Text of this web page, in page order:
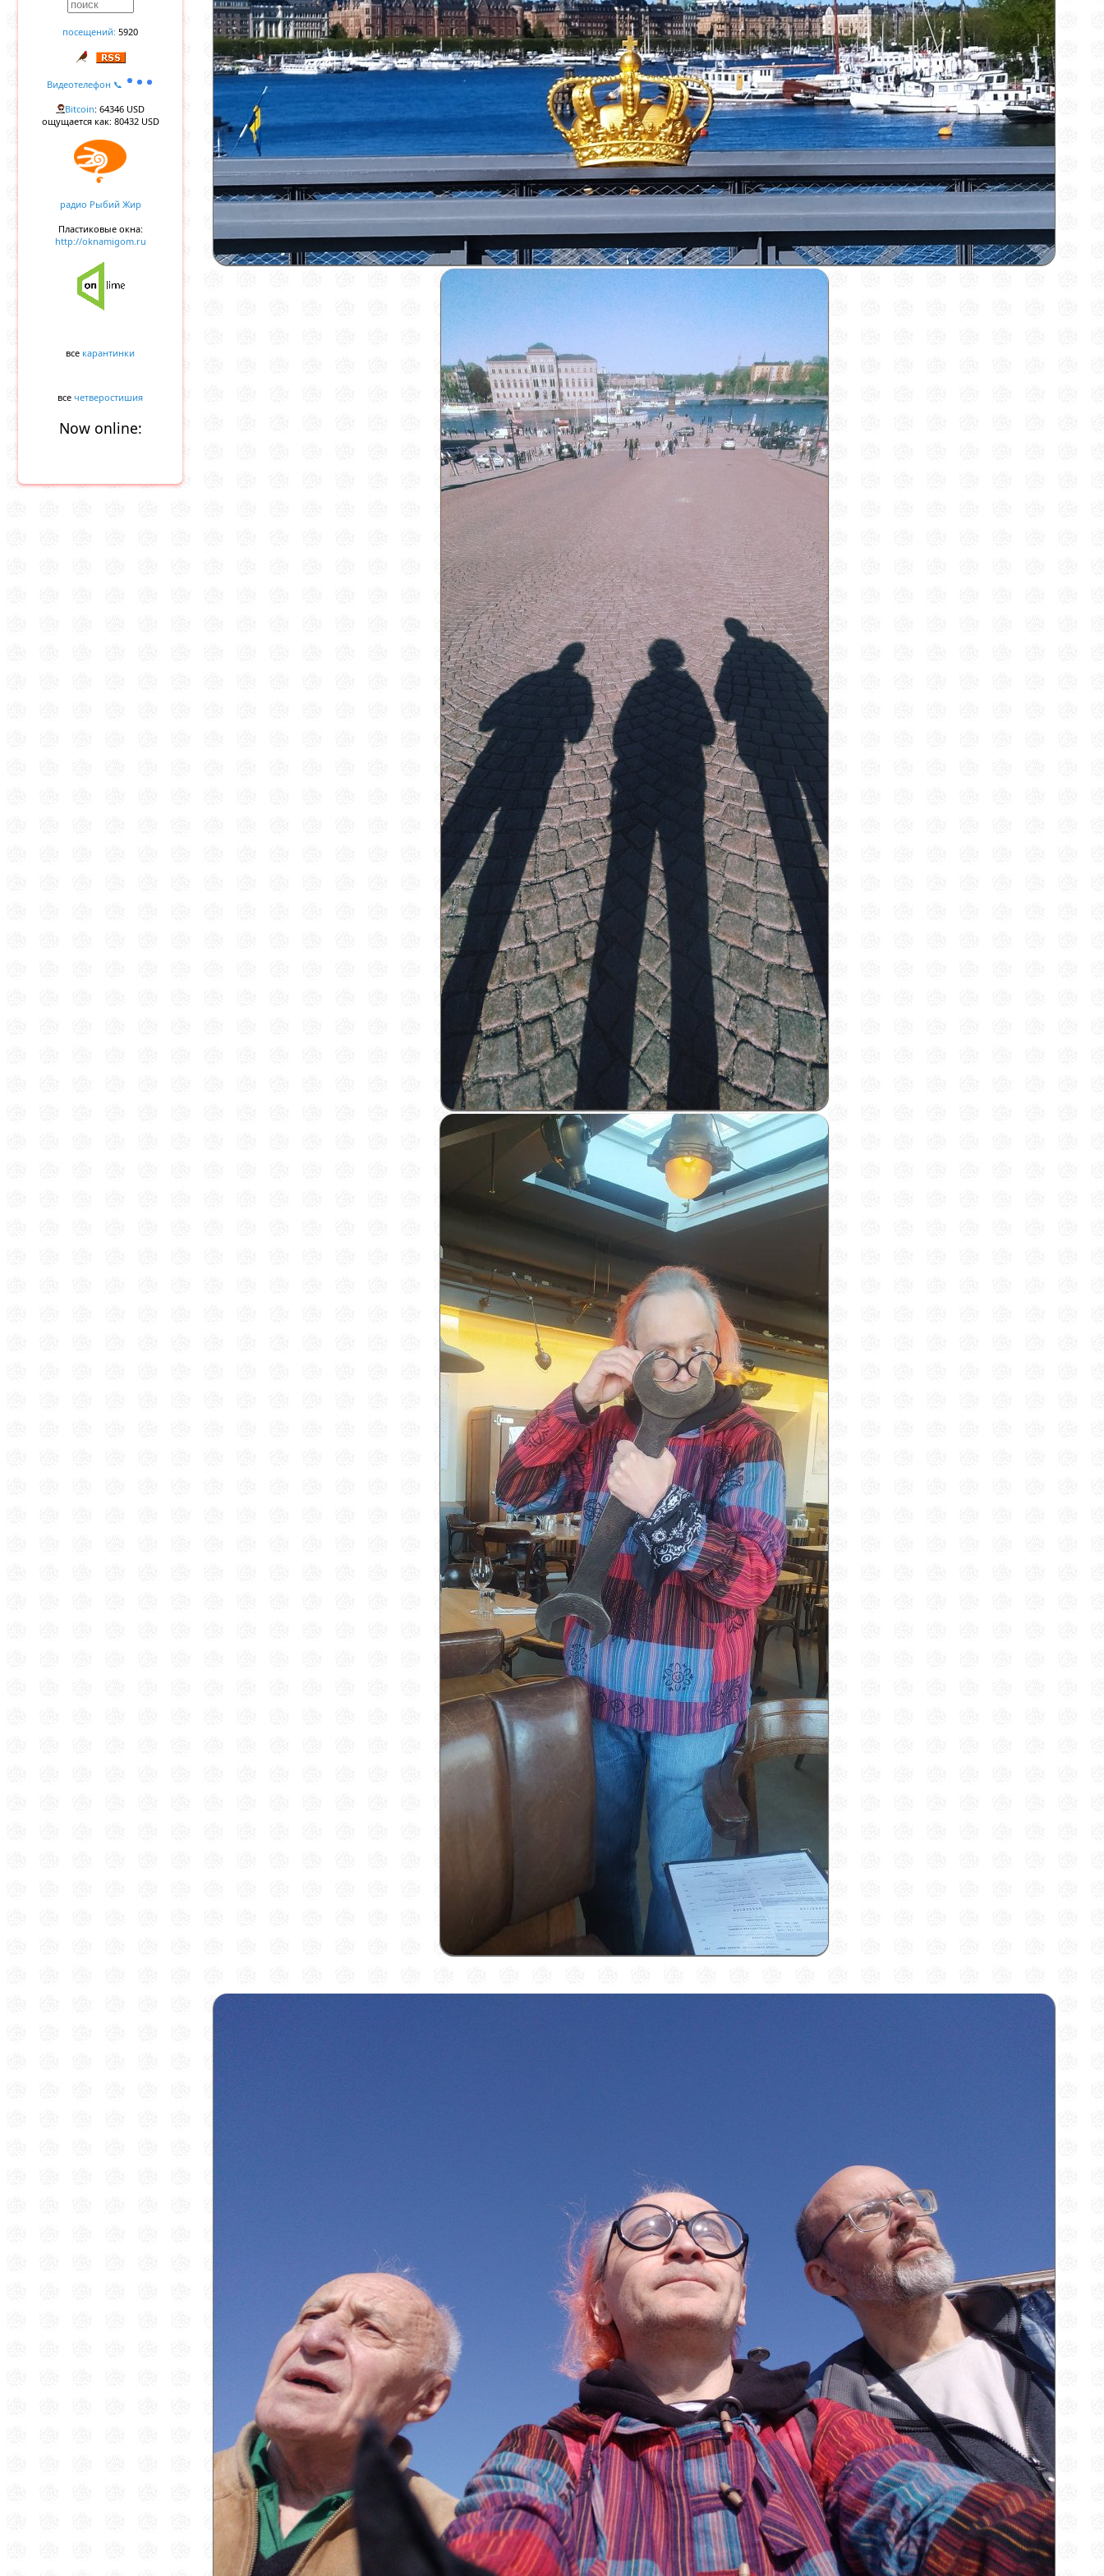
посещений: 5920
Видеотелефон 📞
Bitcoin: 64346 USD
ощущается как: 80432 USD
радио Рыбий Жир
Пластиковые окна:
http://oknamigom.ru
все карантинки
все четверостишия
Now online: